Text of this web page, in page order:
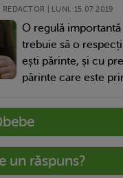
REDACTOR | LUNI, 15.07.2019
O regulă importantă
trebuie să o
ești părinte, și cu
părinte care este
un răspuns?